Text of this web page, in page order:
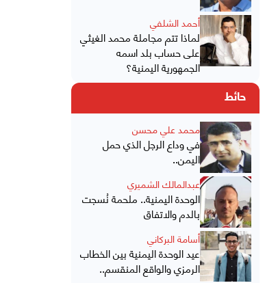
أحمد الشلفي
لماذا تتم مجاملة محمد الغيثي
على حساب بلد اسمه
الجمهورية اليمنية؟
حائط
محمد علي محسن
في وداع الرجل الذي حمل
اليمن..
عبدالمالك الشميري
الوحدة اليمنية.. ملحمة نُسجت
بالدم والاتفاق
أسامة البركاني
عيد الوحدة اليمنية بين الخطاب
الرمزي والواقع المنقسم..